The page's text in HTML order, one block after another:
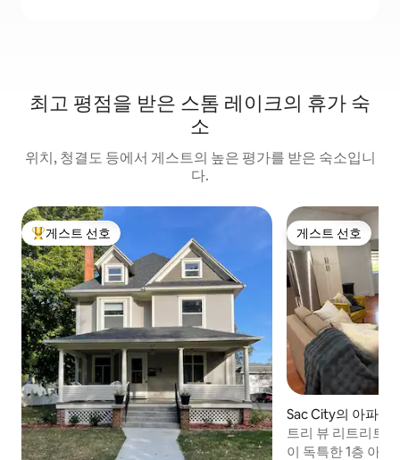
최고 평점을 받은 스톰 레이크의 휴가 숙
소
위치, 청결도 등에서 게스트의 높은 평가를 받은 숙소입니
다.
상위 게스트 선호
게스트 선호 게스트 선호
게스트 선호
Sac City의 아파트
트리 뷰 리트리트
이 독특한 1층 아